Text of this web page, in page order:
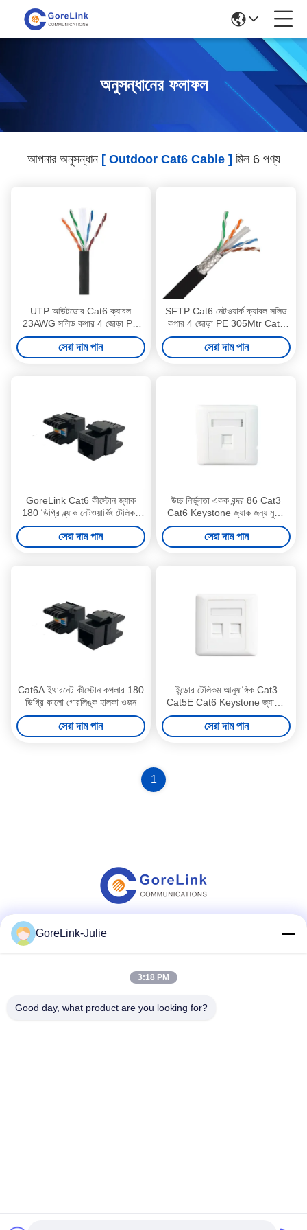
অনুসন্ধানের ফলাফল
আপনার অনুসন্ধান [ Outdoor Cat6 Cable ] মিল 6 পণ্য
UTP আউটডোর Cat6 ক্যাবল
23AWG সলিড কপার 4 জোড়া PE
জ্যাকেট কালো 305Mtr
সেরা দাম পান
SFTP Cat6 নেটওয়ার্ক ক্যাবল সলিড
কপার 4 জোড়া PE 305Mtr Cat6
ইথারনেট ক্যাবল
সেরা দাম পান
GoreLink Cat6 কীস্টোন জ্যাক
180 ডিগ্রি ব্ল্যাক নেটওয়ার্কিং টেলিকম
আনুষাঙ্গিক
সেরা দাম পান
উচ্চ নির্ভুলতা একক বন্দর 86 Cat3
Cat6 Keystone জ্যাক জন্য মুখের
প্লেট
সেরা দাম পান
Cat6A ইথারনেট কীস্টোন কপলার 180
ডিগ্রি কালো গোরলিঙ্ক হালকা ওজন
সেরা দাম পান
ইন্ডোর টেলিকম আনুষাঙ্গিক Cat3
Cat5E Cat6 Keystone জ্যাকের
জন্য ডুয়াল পোর্ট ফেস প্লেট
সেরা দাম পান
1
দ্রুত যোগাযোগ
2026 Gorelink Communication (Shenzhen) Co., Ltd. সমস্ত অধিকার
GoreLink-Julie
3:18 PM
Good day, what product are you looking for?